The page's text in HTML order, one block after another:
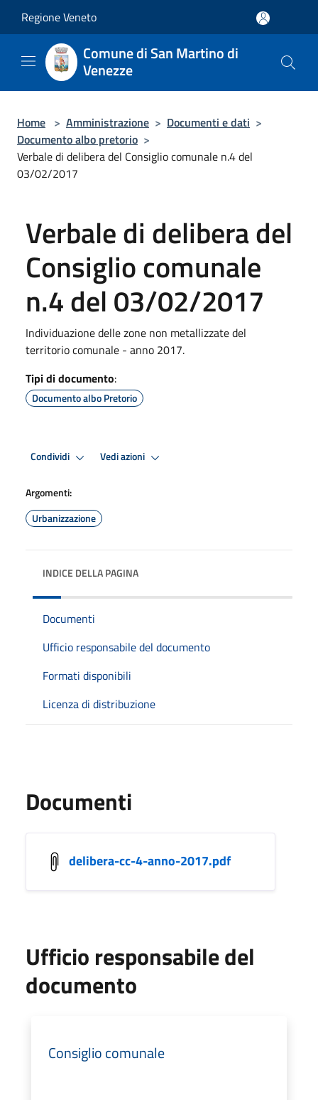
Regione Veneto
Comune di San Martino di
Venezze
Home > Amministrazione > Documenti e dati >
Documento albo pretorio >
Verbale di delibera del Consiglio comunale n.4 del
03/02/2017
Verbale di delibera del
Consiglio comunale
n.4 del 03/02/2017
Individuazione delle zone non metallizzate del
territorio comunale - anno 2017.
Tipi di documento:
Documento albo Pretorio
Condividi Vedi azioni
Argomenti:
Urbanizzazione
INDICE DELLA PAGINA
Documenti
Ufficio responsabile del documento
Formati disponibili
Licenza di distribuzione
Documenti
delibera-cc-4-anno-2017.pdf
Ufficio responsabile del
documento
Consiglio comunale